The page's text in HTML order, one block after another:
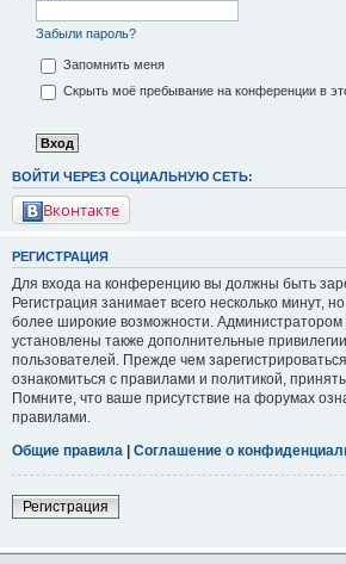
Забыли пароль?
Запомнить меня
Скрыть моё пребывание на конференции в
ВОЙТИ ЧЕРЕЗ СОЦИАЛЬНУЮ СЕТЬ:
Вконтакте
РЕГИСТРАЦИЯ
Для входа на конференцию вы должны быть
Регистрация занимает всего несколько минут,
более широкие возможности.
установлены также дополнительные
пользователей. Прежде чем
ознакомиться с правилами и политикой,
Помните, что ваше присутствие на форумах
правилами.
Общие правила
Соглашение о
Регистрация